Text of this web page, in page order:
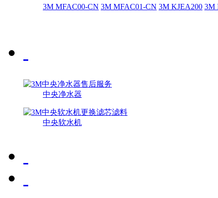
3M MFAC00-CN 3M MFAC01-CN 3M KJEA200 3M
中央净水器
中央软水机